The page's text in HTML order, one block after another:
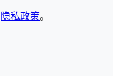
隐私政策。